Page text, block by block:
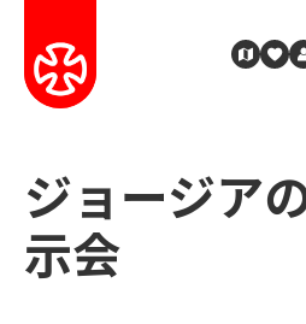
ジョージア
示会